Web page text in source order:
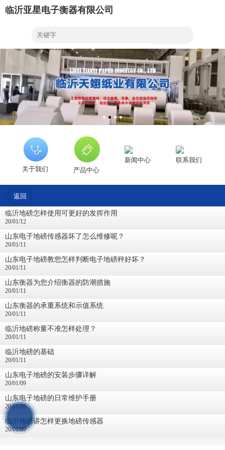
临沂亚星电子衡器有限公司
关于我们 产品中心
新闻中心 联系我们
返回
临沂地磅怎样使用可更好的发挥作用
20/01/12
山东电子地磅传感器坏了怎么维修呢？
20/01/11
山东电子地磅教您怎样判断电子地磅秤好坏？
20/01/11
山东衡器为您介绍衡器的防潮措施
20/01/11
山东衡器的承重系统和示值系统
20/01/11
临沂地磅称量不准怎样处理？
20/01/11
临沂地磅的基础
20/01/11
山东电子地磅的安装步骤详解
20/01/09
山东电子地磅的日常维护手册
20/01/09
临沂地磅讲怎样更换地磅传感器
20/01/09